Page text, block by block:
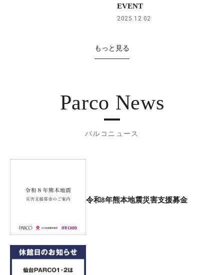
EVENT
2025.12.02
もっと見る
Parco News
パルコニュース
令和8年熊本地震災害支援募金